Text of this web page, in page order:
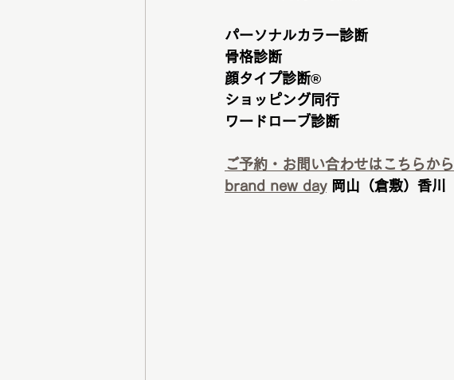
パーソナルカラー診断
骨格診断
顔タイプ診断®︎
ショッピング同行
ワードローブ診断
ご予約・お問い合わせはこちらから
brand new day 岡山（倉敷）香川